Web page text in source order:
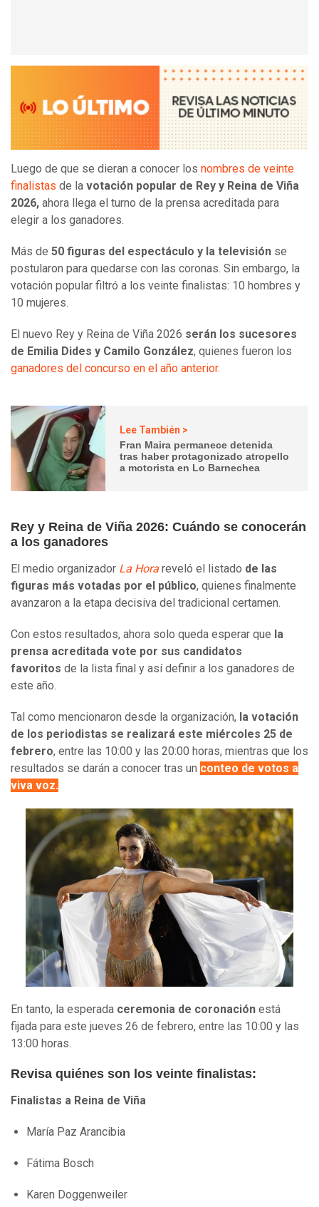
Luego de que se dieran a conocer los nombres de veinte
finalistas de la votación popular de Rey y Reina de Viña
2026, ahora llega el turno de la prensa acreditada para
elegir a los ganadores.
Más de 50 figuras del espectáculo y la televisión se
postularon para quedarse con las coronas. Sin embargo, la
votación popular filtró a los veinte finalistas: 10 hombres y
10 mujeres.
El nuevo Rey y Reina de Viña 2026 serán los sucesores
de Emilia Dides y Camilo González, quienes fueron los
ganadores del concurso en el año anterior.
Lee También >
Fran Maira permanece detenida
tras haber protagonizado atropello
a motorista en Lo Barnechea
Rey y Reina de Viña 2026: Cuándo se conocerán
a los ganadores
El medio organizador La Hora reveló el listado de las
figuras más votadas por el público, quienes finalmente
avanzaron a la etapa decisiva del tradicional certamen.
Con estos resultados, ahora solo queda esperar que la
prensa acreditada vote por sus candidatos
favoritos de la lista final y así definir a los ganadores de
este año.
Tal como mencionaron desde la organización, la votación
de los periodistas se realizará este miércoles 25 de
febrero, entre las 10:00 y las 20:00 horas, mientras que los
resultados se darán a conocer tras un conteo de votos a
viva voz.
En tanto, la esperada ceremonia de coronación está
fijada para este jueves 26 de febrero, entre las 10:00 y las
13:00 horas.
Revisa quiénes son los veinte finalistas:
Finalistas a Reina de Viña
María Paz Arancibia
Fátima Bosch
Karen Doggenweiler